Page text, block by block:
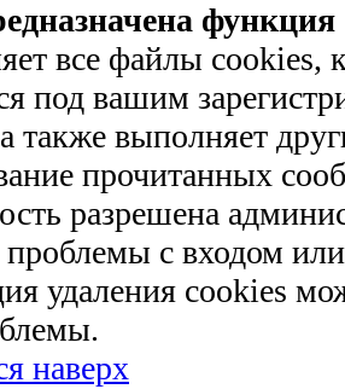
все файлы cookies,
под вашим
также выполняет
прочитанных
разрешена
с входом
удаления cookies
наверх